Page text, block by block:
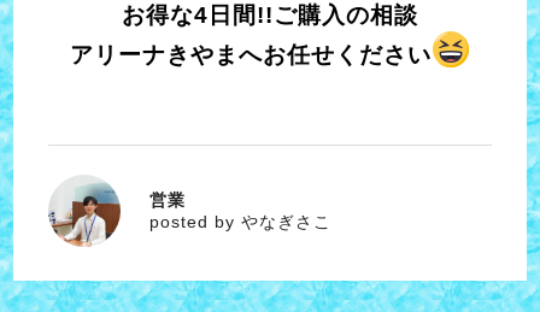
お得な4日間!!ご購入の相談
アリーナきやまへお任せください
やなぎさこ
営業
posted by やなぎさこ